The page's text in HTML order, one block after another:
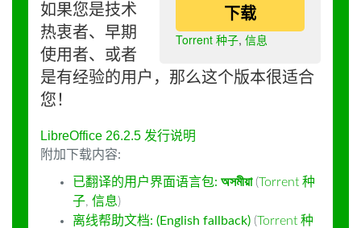
下载
Torrent 种子, 信息
如果您是技术
热衷者、早期
使用者、或者
是有经验的用户，那么这个版本很适合
您！
LibreOffice 26.2.5 发行说明
附加下载内容:
已翻译的用户界面语言包: অসমীয়া (Torrent 种
子, 信息)
离线帮助文档: (English fallback) (Torrent 种